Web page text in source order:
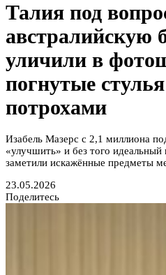
Талия под
австралийскую
уличили в
погнутые
потрохами
Изабель Мазерс с 2,1 миллиона
«улучшить» и без того
заметили искажённые предметы
23.05.2026
Поделитесь